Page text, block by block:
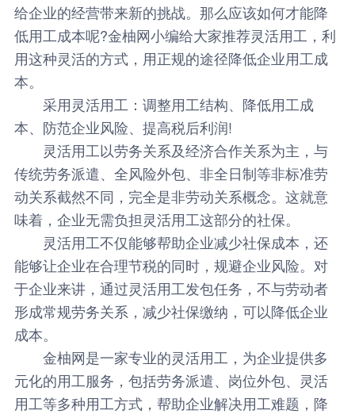
给企业的经营带来新的挑战。那么应该如何才能降
低用工成本呢?金柚网小编给大家推荐灵活用工，利
用这种灵活的方式，用正规的途径降低企业用工成
本。
采用灵活用工：调整用工结构、降低用工成
本、防范企业风险、提高税后利润!
灵活用工以劳务关系及经济合作关系为主，与
传统劳务派遣、全风险外包、非全日制等非标准劳
动关系截然不同，完全是非劳动关系概念。这就意
味着，企业无需负担灵活用工这部分的社保。
灵活用工不仅能够帮助企业减少社保成本，还
能够让企业在合理节税的同时，规避企业风险。对
于企业来讲，通过灵活用工发包任务，不与劳动者
形成常规劳务关系，减少社保缴纳，可以降低企业
成本。
金柚网是一家专业的灵活用工，为企业提供多
元化的用工服务，包括劳务派遣、岗位外包、灵活
用工等多种用工方式，帮助企业解决用工难题，降